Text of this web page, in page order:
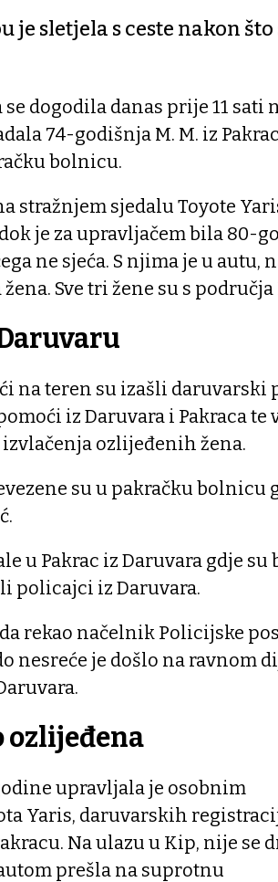
sletjela s ceste nakon što
dogodila danas prije 11 sati
74-godišnja M. M. iz
bolnicu.
stražnjem sjedalu Toyote
je za upravljačem bila 80-
ne sjeća. S njima je u autu,
Sve tri žene su s područja
na teren su izašli daruvarski
iz Daruvara i Pakraca te
ozlijeđenih žena.
su u pakračku bolnicu
u Pakrac iz Daruvara gdje su
policajci iz Daruvara.
rekao načelnik Policijske
nesreće je došlo na ravnom
ozlijeđena
upravljala je osobnim
Yaris, daruvarskih
Na ulazu u Kip, nije se
prešla na suprotnu